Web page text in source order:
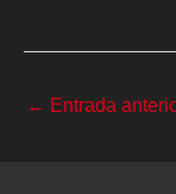
← Entrada